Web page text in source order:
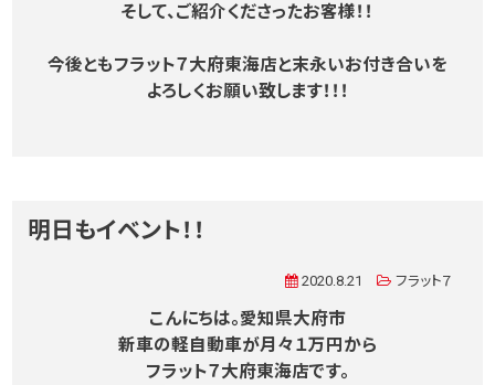
そして、ご紹介くださったお客様！！
今後ともフラット７大府東海店と末永いお付き合いを
よろしくお願い致します！！！
明日もイベント！！
2020.8.21 フラット７
こんにちは。愛知県大府市
新車の軽自動車が月々１万円から
フラット７大府東海店です。